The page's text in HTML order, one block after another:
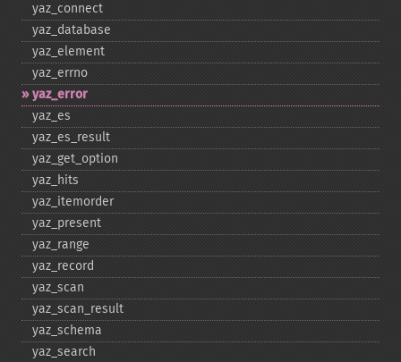
yaz_​connect
yaz_​database
yaz_​element
yaz_​errno
yaz_​error
yaz_​es
yaz_​es_​result
yaz_​get_​option
yaz_​hits
yaz_​itemorder
yaz_​present
yaz_​range
yaz_​record
yaz_​scan
yaz_​scan_​result
yaz_​schema
yaz_​search